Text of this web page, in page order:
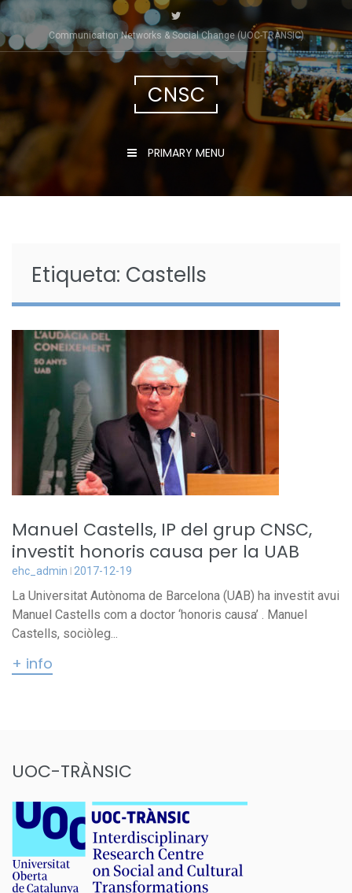
Skip
to
content
Communication Networks & Social Change (UOC-TRÀNSIC)
CNSC
PRIMARY MENU
Etiqueta: Castells
Manuel Castells, IP del grup CNSC,
investit honoris causa per la UAB
ehc_admin 2017-12-19
La Universitat Autònoma de Barcelona (UAB) ha investit avui
Manuel Castells com a doctor ‘honoris causa’ . Manuel
Castells, sociòleg...
+ info
UOC-TRÀNSIC